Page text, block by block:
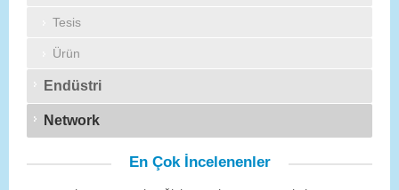
Tesis
Ürün
Endüstri
Network
En Çok İncelenenler